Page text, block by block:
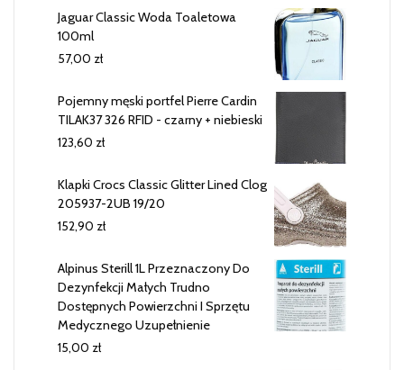
Jaguar Classic Woda Toaletowa
100ml
57,00 zł
Pojemny męski portfel Pierre Cardin
TILAK37 326 RFID - czarny + niebieski
123,60 zł
Klapki Crocs Classic Glitter Lined Clog
205937-2UB 19/20
152,90 zł
Alpinus Sterill 1L Przeznaczony Do
Dezynfekcji Małych Trudno
Dostępnych Powierzchni I Sprzętu
Medycznego Uzupełnienie
15,00 zł